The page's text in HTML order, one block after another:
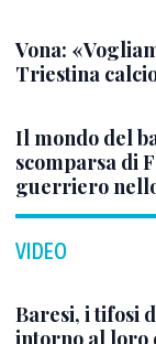
Vona:
Triestina
Il mondo del
scomparsa di
guerriero
VIDEO
Baresi, i tifosi
intorno al loro